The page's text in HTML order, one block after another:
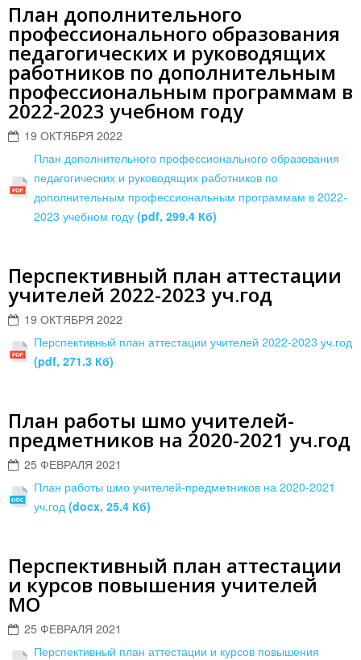
План дополнительного
профессионального образования
педагогических и руководящих
работников по дополнительным
профессиональным программам в
2022-2023 учебном году
19 ОКТЯБРЯ 2022
План дополнительного профессионального образования
педагогических и руководящих работников по
дополнительным профессиональным программам в 2022-
2023 учебном году (pdf, 299.4 Кб)
Перспективный план аттестации
учителей 2022-2023 уч.год
19 ОКТЯБРЯ 2022
Перспективный план аттестации учителей 2022-2023 уч.год
(pdf, 271.3 Кб)
План работы шмо учителей-
предметников на 2020-2021 уч.год
25 ФЕВРАЛЯ 2021
План работы шмо учителей-предметников на 2020-2021
уч.год (docx, 25.4 Кб)
Перспективный план аттестации
и курсов повышения учителей
МО
25 ФЕВРАЛЯ 2021
Перспективный план аттестации и курсов повышения